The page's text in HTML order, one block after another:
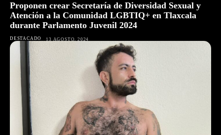
Proponen crear Secretaría de Diversidad Sexual y
Atención a la Comunidad LGBTIQ+ en Tlaxcala
durante Parlamento Juvenil 2024
DESTACADO 13 AGOSTO, 2024